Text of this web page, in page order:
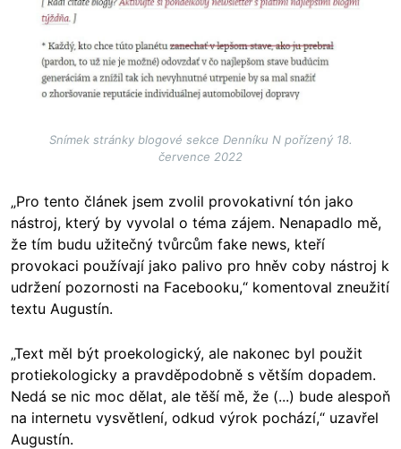
Snímek stránky blogové sekce Denníku N pořízený 18.
července 2022
„Pro tento článek jsem zvolil provokativní tón jako
nástroj, který by vyvolal o téma zájem. Nenapadlo mě,
že tím budu užitečný tvůrcům fake news, kteří
provokaci používají jako palivo pro hněv coby nástroj k
udržení pozornosti na Facebooku,“ komentoval zneužití
textu Augustín.
„Text měl být proekologický, ale nakonec byl použit
protiekologicky a pravděpodobně s větším dopadem.
Nedá se nic moc dělat, ale těší mě, že (...) bude alespoň
na internetu vysvětlení, odkud výrok pochází,“ uzavřel
Augustín.